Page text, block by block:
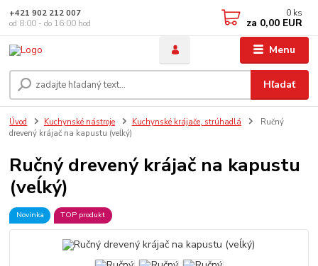
Menu
Hľadať
+421 902 212 007
od 8:00 - do 16:00 hod
0 ks
za 0,00 EUR
Úvod Kuchynské nástroje Kuchynské krájače, strúhadlá
Ručný
drevený krájač na kapustu (veĺký)
Ručný drevený krájač na kapustu
(veĺký)
Novinka TOP produkt